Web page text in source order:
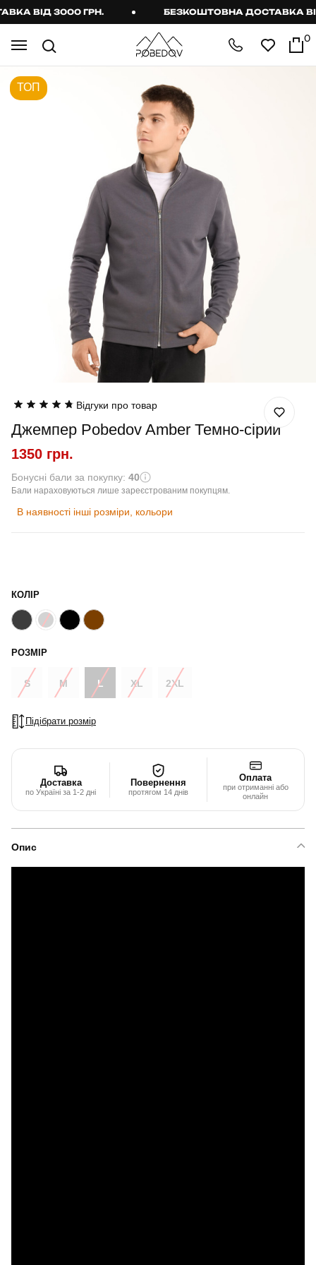
ВІД 3000 ГРН. БЕЗКОШТОВНА ДОСТАВКА ВІД
0
ТОП
Відгуки про товар
Джемпер Pobedov Amber Темно-сірий
1350 грн.
Бонусні бали за покупку: 40
Бали нараховуються лише зареєстрованим покупцям.
В наявності інші розміри, кольори
КОЛІР
РОЗМІР
S M L XL 2XL
Підібрати розмір
Доставка
по Україні за 1-2 дні
Повернення
протягом 14 днів
Оплата
при отриманні або
онлайн
Опис